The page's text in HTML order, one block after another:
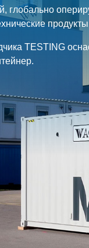
глобально
TESTING